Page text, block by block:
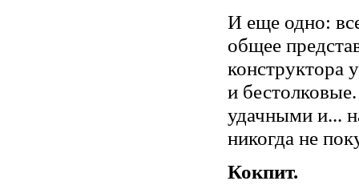
И еще одно:
общее
конструктора
и
удачными и...
никогда не
Кокпит.